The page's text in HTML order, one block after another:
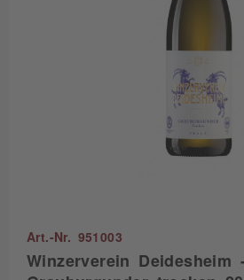
Art.-Nr. 951003
Winzerverein Deidesheim